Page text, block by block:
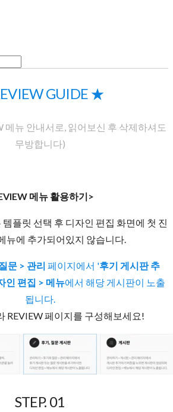
GUIDE ★
메뉴 안내서로, 읽어보신 후 삭제하셔도
무방합니다)
메뉴 활용하기>
템플릿 선택 후 디자인 편집 화면에 첫 진
뉴에 추가되어있지 않습니다.
문 > 관리 페이지에서 '후기 게시판 추
인 편집 > 메뉴에서 해당 게시판이 노출
됩니다.
REVIEW 페이지를 구성해보세요!
STEP. 01